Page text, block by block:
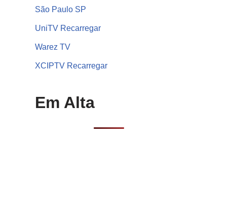
São Paulo SP
UniTV Recarregar
Warez TV
XCIPTV Recarregar
Em Alta